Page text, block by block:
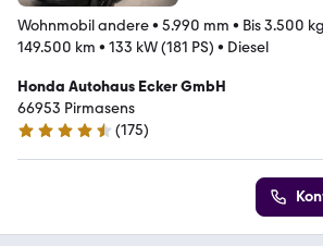
Wohnmobil andere• 5.990 mm • Bis 3.500 kg
149.500 km • 133 kW (181 PS) • Diesel
Honda Autohaus Ecker GmbH
66953 Pirmasens
4.7 Sterne
(175)